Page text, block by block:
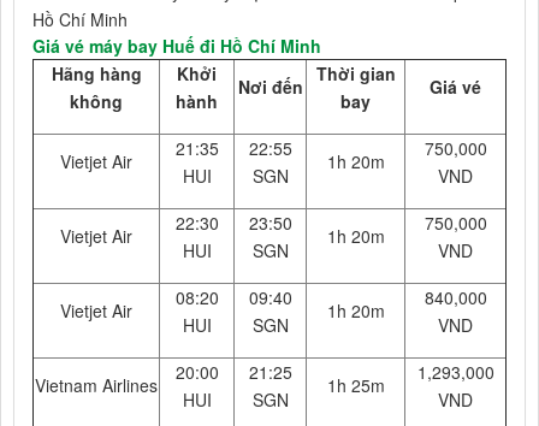
Hồ Chí Minh
Giá vé máy bay Huế đi Hồ Chí Minh
Hãng hàng
không
Khởi
hành
Nơi đến
Thời gian
bay
Giá vé
Vietjet Air
21:35
HUI
22:55
SGN
1h 20m
750,000
VND
Vietjet Air
22:30
HUI
23:50
SGN
1h 20m
750,000
VND
Vietjet Air
08:20
HUI
09:40
SGN
1h 20m
840,000
VND
Vietnam Airlines
20:00
HUI
21:25
SGN
1h 25m
1,293,000
VND